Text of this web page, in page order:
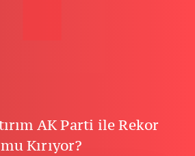
AK Parti ile Rekor
mu Kırıyor?